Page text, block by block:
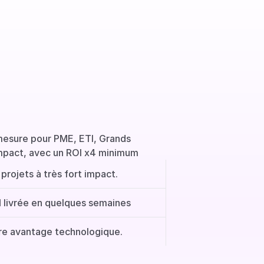
pour PME, ETI, Grands
avec un ROI x4 minimum
projets à très fort impact.
en quelques semaines
avantage technologique.